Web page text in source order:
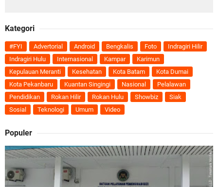
Kategori
#FYI Advertorial Android Bengkalis Foto
Indragiri Hilir
Indragiri Hulu
Internasional Kampar
Karimun
Kepulauan Meranti
Kesehatan Kota Batam
Kota Dumai
Kota Pekanbaru
Kuantan Singingi Nasional
Pelalawan
Pendidikan
Rokan Hilir Rokan Hulu Showbiz
Siak
Sosial
Teknologi Umum Video
Populer